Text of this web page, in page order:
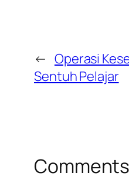
← Operasi
Sentuh Pelajar
Comments